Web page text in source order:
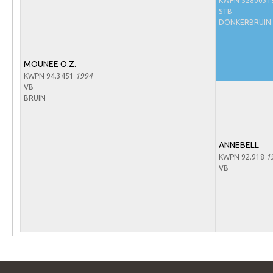
Zoek een NRPS paard
MOUNEE O.Z.
KWPN 94.3451
1994
VB
BRUIN
STB
ANNEBELL
KWPN 92.918
VB